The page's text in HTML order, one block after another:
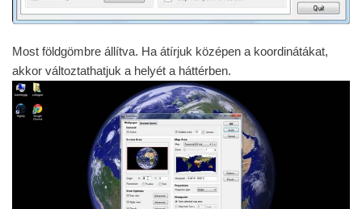
Most földgömbre állítva. Ha átírjuk középen a koordinátákat,
akkor változtathatjuk a helyét a háttérben.